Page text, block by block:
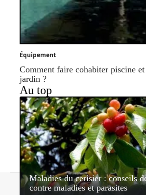
Équipement
Comment faire cohabiter piscine et
jardin ?
Au top
Maladies du cerisier : conseils
contre maladies et parasites
Contact Mentions légales